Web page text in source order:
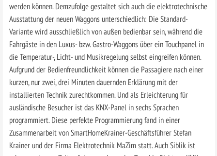
werden können. Demzufolge gestaltet sich auch die elektrotechnische
Ausstattung der neuen Waggons unterschiedlich: Die Standard-
Variante wird ausschließlich von außen bedienbar sein, während die
Fahrgäste in den Luxus- bzw. Gastro-Waggons über ein Touchpanel in
die Temperatur-, Licht- und Musikregelung selbst eingreifen können.
Aufgrund der Bedienfreundlichkeit können die Passagiere nach einer
kurzen, nur zwei, drei Minuten dauernden Erklärung mit der
installierten Technik zurechtkommen. Und als Erleichterung für
ausländische Besucher ist das KNX-Panel in sechs Sprachen
programmiert. Diese perfekte Programmierung fand in einer
Zusammenarbeit von SmartHomeKrainer-Geschäftsführer Stefan
Krainer und der Firma Elektrotechnik MaZim statt. Auch Siblik ist